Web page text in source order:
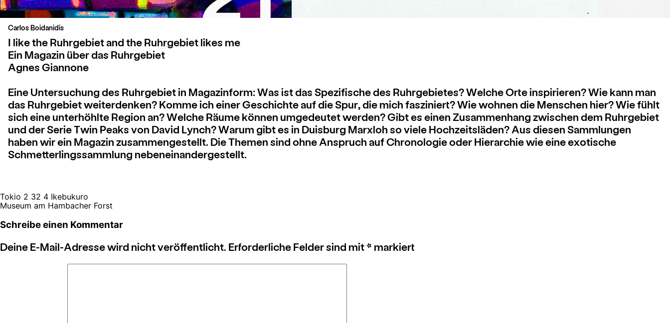
Carlos Boidanidis
I like the Ruhrgebiet and the Ruhrgebiet likes me
Ein Magazin über das Ruhrgebiet
Agnes Giannone
Eine Untersuchung des Ruhrgebiet in Magazinform: Was ist das Spezifische des Ruhrgebietes? Welche Orte inspirieren? Wie kann man
das Ruhrgebiet weiterdenken? Komme ich einer Geschichte auf die Spur, die mich fasziniert? Wie wohnen die Menschen hier? Wie fühlt
sich eine unterhöhlte Region an? Welche Räume können umgedeutet werden? Gibt es einen Zusammenhang zwischen dem Ruhrgebiet
und der Serie Twin Peaks von David Lynch? Warum gibt es in Duisburg Marxloh so viele Hochzeitsläden? Aus diesen Sammlungen
haben wir ein Magazin zusammengestellt. Die Themen sind ohne Anspruch auf Chronologie oder Hierarchie wie eine exotische
Schmetterlingssammlung nebeneinandergestellt.
Beitragsnavigation
Tokio 2 32 4 Ikebukuro
Museum am Hambacher Forst
Schreibe einen Kommentar
Deine E-Mail-Adresse wird nicht veröffentlicht. Erforderliche Felder sind mit* markiert